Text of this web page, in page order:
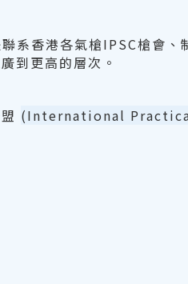
香港各氣槍IPSC槍會、
到更高的層次。
(International